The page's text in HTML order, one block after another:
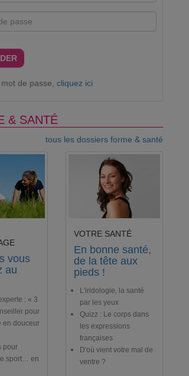
de passe, cliquez ici
& SANTÉ
tous les dossiers forme & santé
vous
au
: « 3
pour
en douceur
pour
sport… en
VOTRE SANTÉ
En bonne santé,
de la tête aux
pieds !
L'iridologie, la santé
par les yeux
Quizz : Le corps dans
les expressions
françaises
D'où vient votre mal de
ventre ?